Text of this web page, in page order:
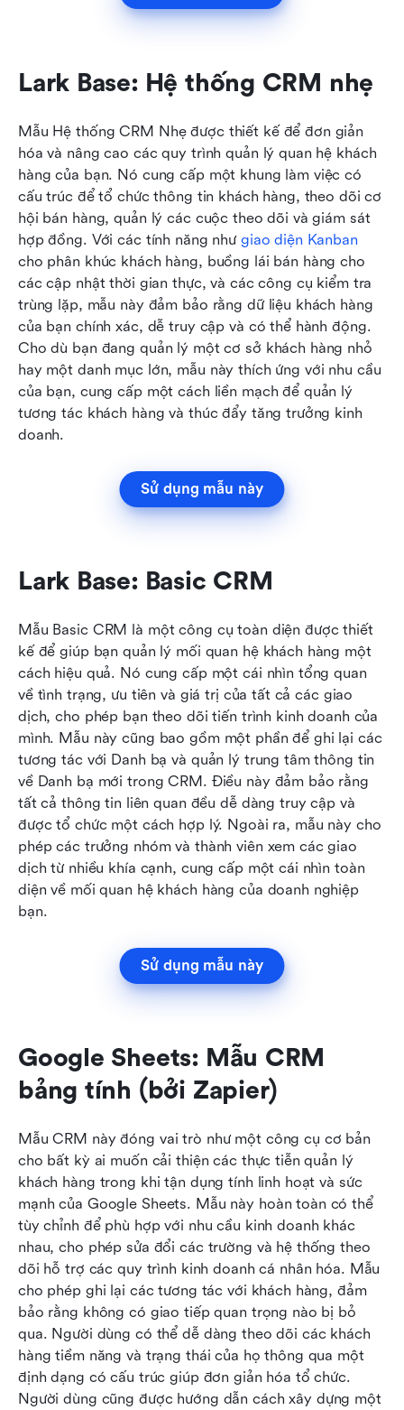
Lark Base: Hệ thống CRM nhẹ
Mẫu Hệ thống CRM Nhẹ được thiết kế để đơn giản
hóa và nâng cao các quy trình quản lý quan hệ khách
hàng của bạn. Nó cung cấp một khung làm việc có
cấu trúc để tổ chức thông tin khách hàng, theo dõi cơ
hội bán hàng, quản lý các cuộc theo dõi và giám sát
hợp đồng. Với các tính năng như giao diện Kanban
cho phân khúc khách hàng, buồng lái bán hàng cho
các cập nhật thời gian thực, và các công cụ kiểm tra
trùng lặp, mẫu này đảm bảo rằng dữ liệu khách hàng
của bạn chính xác, dễ truy cập và có thể hành động.
Cho dù bạn đang quản lý một cơ sở khách hàng nhỏ
hay một danh mục lớn, mẫu này thích ứng với nhu cầu
của bạn, cung cấp một cách liền mạch để quản lý
tương tác khách hàng và thúc đẩy tăng trưởng kinh
doanh.
Sử dụng mẫu này
Lark Base: Basic CRM
Mẫu Basic CRM là một công cụ toàn diện được thiết
kế để giúp bạn quản lý mối quan hệ khách hàng một
cách hiệu quả. Nó cung cấp một cái nhìn tổng quan
về tình trạng, ưu tiên và giá trị của tất cả các giao
dịch, cho phép bạn theo dõi tiến trình kinh doanh của
mình. Mẫu này cũng bao gồm một phần để ghi lại các
tương tác với Danh bạ và quản lý trung tâm thông tin
về Danh bạ mới trong CRM. Điều này đảm bảo rằng
tất cả thông tin liên quan đều dễ dàng truy cập và
được tổ chức một cách hợp lý. Ngoài ra, mẫu này cho
phép các trưởng nhóm và thành viên xem các giao
dịch từ nhiều khía cạnh, cung cấp một cái nhìn toàn
diện về mối quan hệ khách hàng của doanh nghiệp
bạn.
Sử dụng mẫu này
Google Sheets: Mẫu CRM
bảng tính (bởi Zapier)
Mẫu CRM này đóng vai trò như một công cụ cơ bản
cho bất kỳ ai muốn cải thiện các thực tiễn quản lý
khách hàng trong khi tận dụng tính linh hoạt và sức
mạnh của Google Sheets. Mẫu này hoàn toàn có thể
tùy chỉnh để phù hợp với nhu cầu kinh doanh khác
nhau, cho phép sửa đổi các trường và hệ thống theo
dõi hỗ trợ các quy trình kinh doanh cá nhân hóa. Mẫu
cho phép ghi lại các tương tác với khách hàng, đảm
bảo rằng không có giao tiếp quan trọng nào bị bỏ
qua. Người dùng có thể dễ dàng theo dõi các khách
hàng tiềm năng và trạng thái của họ thông qua một
định dạng có cấu trúc giúp đơn giản hóa tổ chức.
Người dùng cũng được hướng dẫn cách xây dựng một